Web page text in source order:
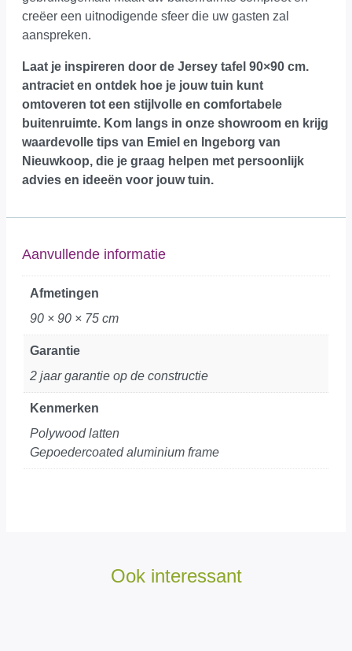
creëer een uitnodigende sfeer die uw gasten zal
aanspreken.
Laat je inspireren door de Jersey tafel 90×90 cm.
antraciet en ontdek hoe je jouw tuin kunt
omtoveren tot een stijlvolle en comfortabele
buitenruimte. Kom langs in onze showroom en krijg
waardevolle tips van Emiel en Ingeborg van
Nieuwkoop, die je graag helpen met persoonlijk
advies en ideeën voor jouw tuin.
Aanvullende informatie
Afmetingen
90 × 90 × 75 cm
Garantie
2 jaar garantie op de constructie
Kenmerken
Polywood latten
Gepoedercoated aluminium frame
Ook interessant